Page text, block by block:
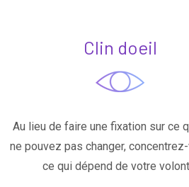
Clin doeil
Au lieu de faire une fixation sur ce
ne pouvez pas changer,
ce qui dépend de votre